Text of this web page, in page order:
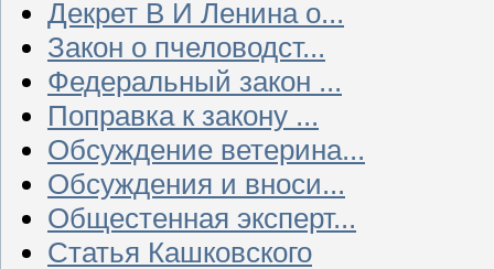
Декрет В И Ленина о...
Закон о пчеловодст...
Федеральный закон ...
Поправка к закону ...
Обсуждение ветерина...
Обсуждения и вноси...
Общестенная эксперт...
Статья Кашковского